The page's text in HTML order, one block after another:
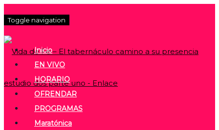
Toggle navigation
Inicio
EN VIVO
HORARIO
OFRENDAR
PROGRAMAS
Maratónica